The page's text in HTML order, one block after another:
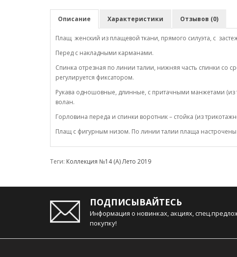
Описание Характеристики Отзывов (0)
Плащ женский из плащевой ткани, прямого силуэта, с
Перед с накладными карманами.
Спинка отрезная по линии талии, нижняя часть спинки
регулируется фиксатором.
Рукава одношовные, длинные, с притачными манжетами (из
волан.
Горловина переда и спинки воротник – стойка (из
Плащ с фигурным низом. По линии талии плаща настрочены
Теги: Коллекция №14 (А) Лето 2019
ПОДПИСЫВАЙТЕСЬ
Информация о новинках, акциях,
покупку!